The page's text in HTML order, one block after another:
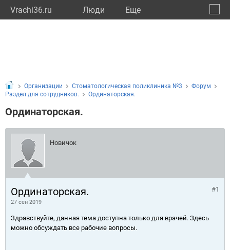
Vrachi36.ru Люди Eще
Организации Стоматологическая поликлиника №3
Форум
Раздел для сотрудников.
Ординаторская.
Ординаторская.
Новичок
Ординаторская.
27 сен 2019
#1
Здравствуйте, данная тема доступна только для врачей. Здесь
можно обсуждать все рабочие вопросы.